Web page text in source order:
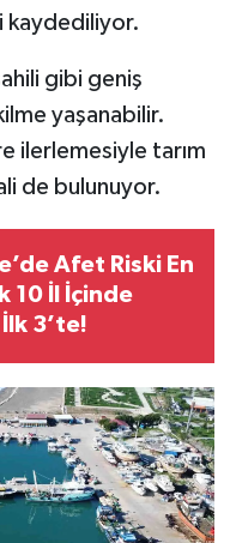
kaydediliyor.
gibi geniş
yaşanabilir.
ilerlemesiyle tarım
de bulunuyor.
Afet Riski En
10 İl İçinde
3’te!